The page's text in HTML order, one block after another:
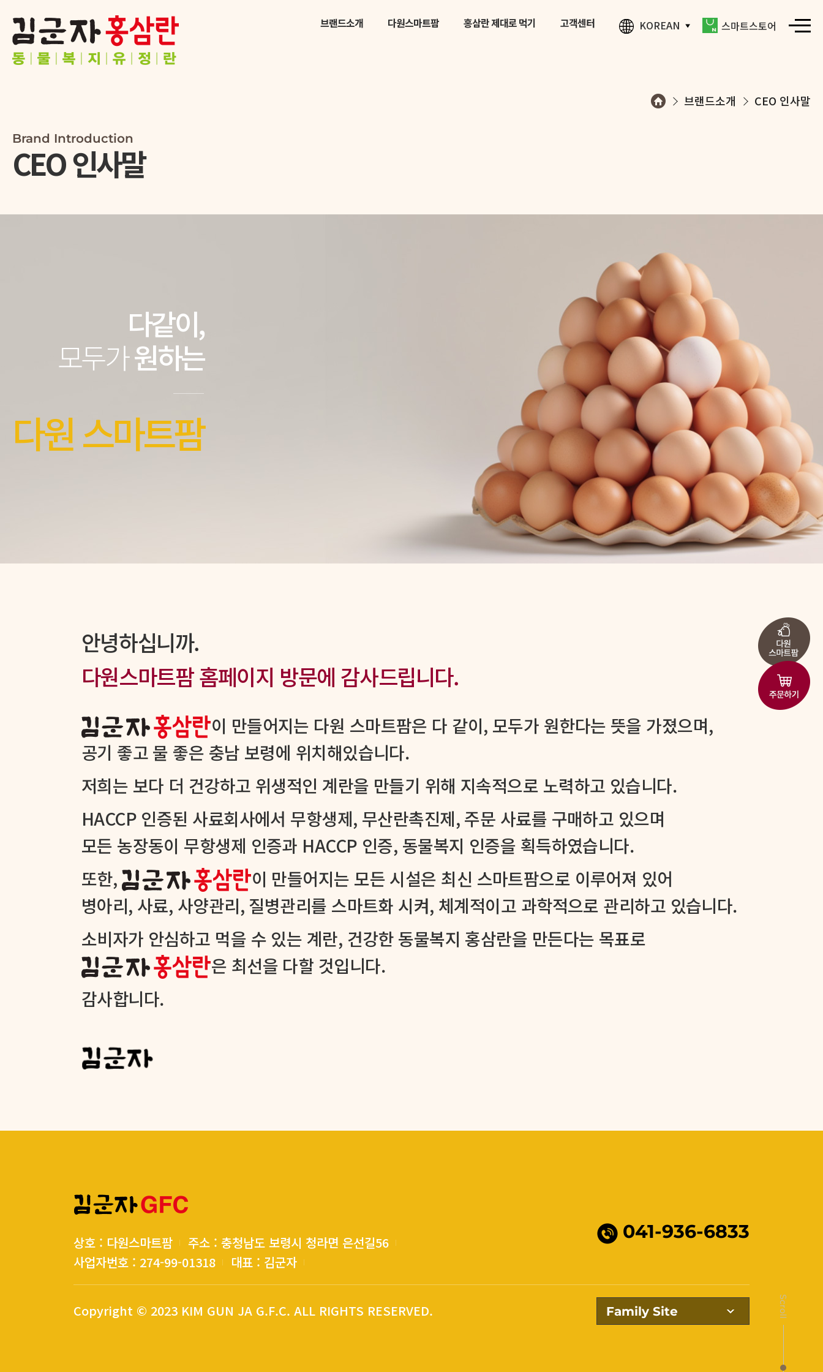
브랜드소개 다원스마트팜 홍삼란 제대로 먹기 고객센터 KOREAN 스마트스토어
Brand Introduction
CEO 인사말
브랜드소개 CEO 인사말
다같이,
모두가원하는
다원 스마트팜
안녕하십니까.
다원스마트팜 홈페이지 방문에 감사드립니다.
이 만들어지는 다원 스마트팜은 다 같이, 모두가 원한다는 뜻을 가졌으며,
공기 좋고 물 좋은 충남 보령에 위치해있습니다.
저희는 보다 더 건강하고 위생적인 계란을 만들기 위해 지속적으로 노력하고 있습니다.
HACCP 인증된 사료회사에서 무항생제, 무산란촉진제, 주문 사료를 구매하고 있으며
모든 농장동이 무항생제 인증과 HACCP 인증, 동물복지 인증을 획득하였습니다.
또한,
이 만들어지는 모든 시설은 최신 스마트팜으로 이루어져 있어
병아리, 사료, 사양관리, 질병관리를 스마트화 시켜, 체계적이고 과학적으로 관리하고 있습니다.
소비자가 안심하고 먹을 수 있는 계란, 건강한 동물복지 홍삼란을 만든다는 목표로
은 최선을 다할 것입니다.
감사합니다.
Scroll
상호 : 다원스마트팜
주소 : 충청남도 보령시 청라면 은선길56
사업자번호 : 274-99-01318
대표 : 김군자
041-936-6833
Copyright © 2023 KIM GUN JA G.F.C. ALL RIGHTS RESERVED. Family Site